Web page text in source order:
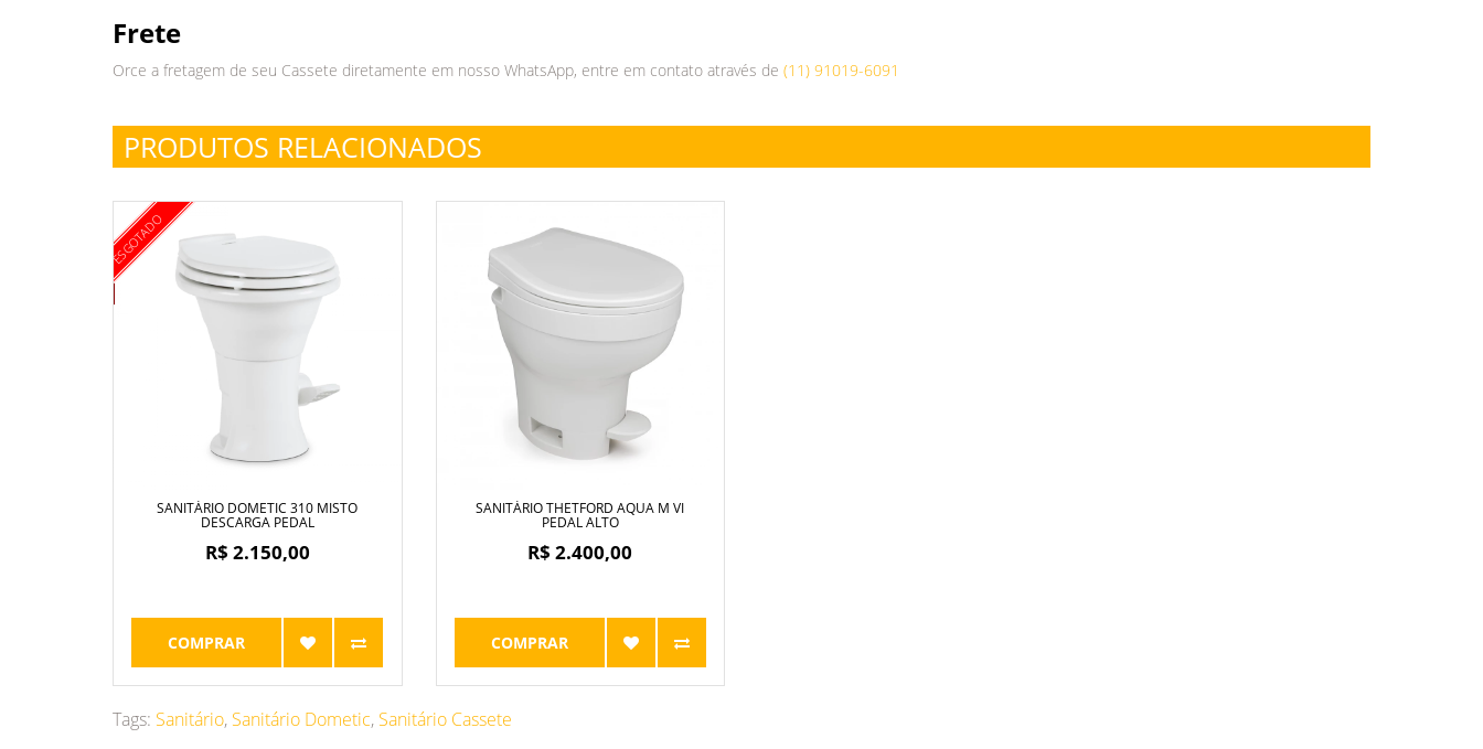
Frete
Orce a fretagem de seu Cassete diretamente em nosso WhatsApp, entre em contato através de (11) 91019-6091
PRODUTOS RELACIONADOS
ESGOTADO
SANITÁRIO DOMETIC 310 MISTO
DESCARGA PEDAL
R$ 2.150,00
COMPRAR
SANITÁRIO THETFORD AQUA M VI
PEDAL ALTO
R$ 2.400,00
COMPRAR
Tags: Sanitário, Sanitário Dometic, Sanitário Cassete